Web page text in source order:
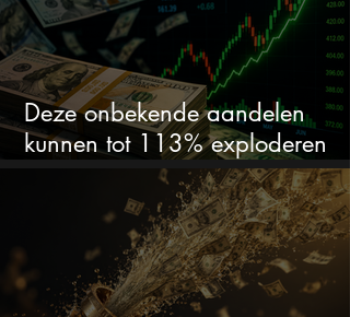
Deze onbekende aandelen
kunnen tot 113% exploderen
(één springt eruit)